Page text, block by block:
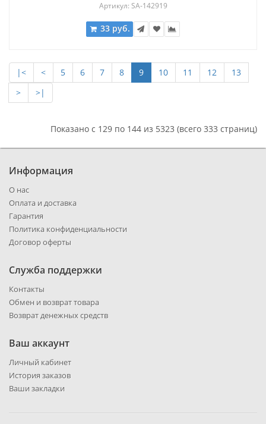
Артикул: SA-142919
33 руб.
|< < 5 6 7 8 9 10 11 12
13
>
>|
Показано с 129 по 144 из 5323 (всего 333 страниц)
Информация
О нас
Оплата и доставка
Гарантия
Политика конфиденциальности
Договор оферты
Служба поддержки
Контакты
Обмен и возврат товара
Возврат денежных средств
Ваш аккаунт
Личный кабинет
История заказов
Ваши закладки